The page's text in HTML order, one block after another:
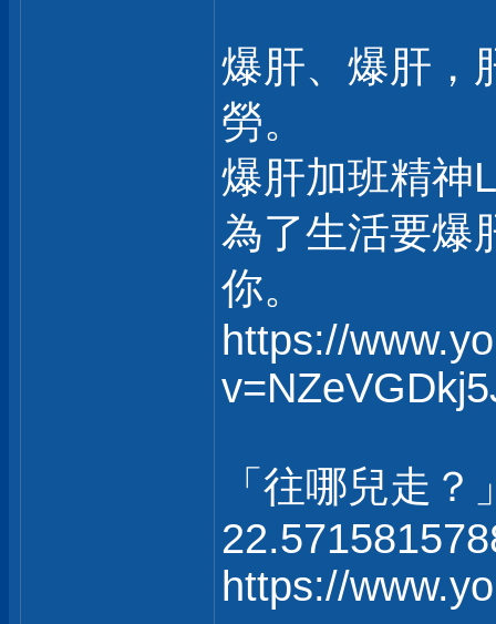
爆肝、爆肝，
勞。
爆肝加班精神
為了生活要爆
你。
https://
「往哪兒走？
https://